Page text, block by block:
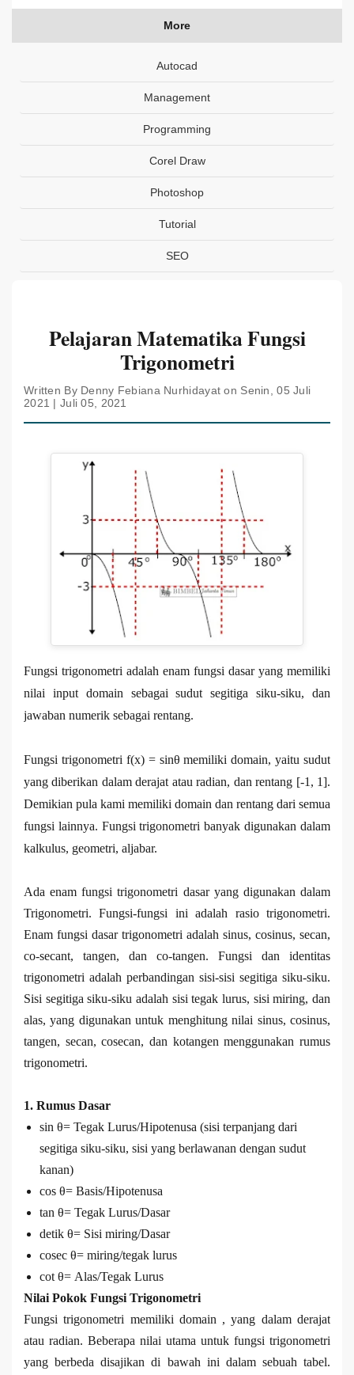
More
Autocad
Management
Programming
Corel Draw
Photoshop
Tutorial
SEO
Pelajaran Matematika Fungsi
Trigonometri
Written By Denny Febiana Nurhidayat on Senin, 05 Juli
2021 | Juli 05, 2021
Fungsi trigonometri adalah enam fungsi dasar yang memiliki
nilai input domain sebagai sudut segitiga siku-siku, dan
jawaban numerik sebagai rentang.
Fungsi trigonometri f(x) = sinθ memiliki domain, yaitu sudut
yang diberikan dalam derajat atau radian, dan rentang [-1, 1].
Demikian pula kami memiliki domain dan rentang dari semua
fungsi lainnya. Fungsi trigonometri banyak digunakan dalam
kalkulus, geometri, aljabar.
Ada enam fungsi trigonometri dasar yang digunakan dalam
Trigonometri. Fungsi-fungsi ini adalah rasio trigonometri.
Enam fungsi dasar trigonometri adalah sinus, cosinus, secan,
co-secant, tangen, dan co-tangen. Fungsi dan identitas
trigonometri adalah perbandingan sisi-sisi segitiga siku-siku.
Sisi segitiga siku-siku adalah sisi tegak lurus, sisi miring, dan
alas, yang digunakan untuk menghitung nilai sinus, cosinus,
tangen, secan, cosecan, dan kotangen menggunakan rumus
trigonometri.
1. Rumus Dasar
sin θ= Tegak Lurus/Hipotenusa (sisi terpanjang dari
segitiga siku-siku, sisi yang berlawanan dengan sudut
kanan)
cos θ= Basis/Hipotenusa
tan θ= Tegak Lurus/Dasar
detik θ= Sisi miring/Dasar
cosec θ= miring/tegak lurus
cot θ= Alas/Tegak Lurus
Nilai Pokok Fungsi Trigonometri
Fungsi trigonometri memiliki domain , yang dalam derajat
atau radian. Beberapa nilai utama untuk fungsi trigonometri
yang berbeda disajikan di bawah ini dalam sebuah tabel.